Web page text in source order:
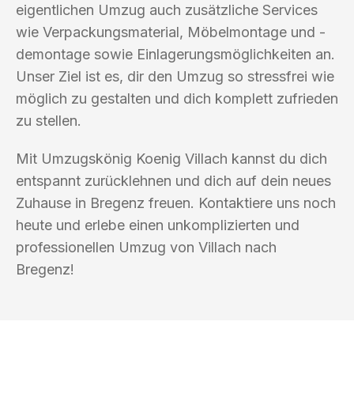
eigentlichen Umzug auch zusätzliche Services
wie Verpackungsmaterial, Möbelmontage und -
demontage sowie Einlagerungsmöglichkeiten an.
Unser Ziel ist es, dir den Umzug so stressfrei wie
möglich zu gestalten und dich komplett zufrieden
zu stellen.
Mit Umzugskönig Koenig Villach kannst du dich
entspannt zurücklehnen und dich auf dein neues
Zuhause in Bregenz freuen. Kontaktiere uns noch
heute und erlebe einen unkomplizierten und
professionellen Umzug von Villach nach
Bregenz!